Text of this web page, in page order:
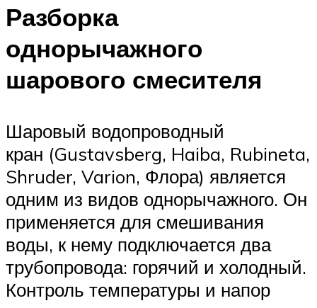
Разборка
однорычажного
шарового смесителя
Шаровый водопроводный
кран (Gustavsberg, Haiba, Rubineta,
Shruder, Varion, Флора) является
одним из видов однорычажного. Он
применяется для смешивания
воды, к нему подключается два
трубопровода: горячий и холодный.
Контроль температуры и напор